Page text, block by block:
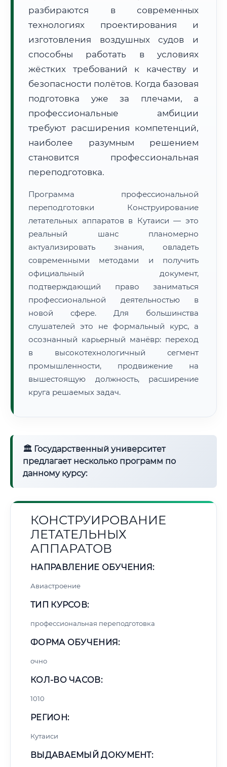
Расчет логистики оригиналов:
• Маршрут транзита:
• Экспресс-доставка СДЭК / Почтой:5–7 рабочих дней
📜 Документы и аккредитация ФИС ФРДО
🔍Нажмите на документ для увеличения и просмотра
разбираются в современных
технологиях проектирования и
изготовления воздушных судов и
способны работать в условиях
жёстких требований к качеству и
безопасности полётов. Когда базовая
подготовка уже за плечами, а
профессиональные амбиции
требуют расширения компетенций,
наиболее разумным решением
становится профессиональная
переподготовка.
Программа профессиональной
переподготовки Конструирование
летательных аппаратов в Кутаиси — это
реальный шанс планомерно
актуализировать знания, овладеть
современными методами и получить
официальный документ,
подтверждающий право заниматься
профессиональной деятельностью в
новой сфере. Для большинства
слушателей это не формальный курс, а
осознанный карьерный манёвр: переход
в высокотехнологичный сегмент
промышленности, продвижение на
вышестоящую должность, расширение
круга решаемых задач.
🏛 Государственный университет
предлагает несколько программ по
данному курсу:
КОНСТРУИРОВАНИЕ
ЛЕТАТЕЛЬНЫХ
АППАРАТОВ
НАПРАВЛЕНИЕ ОБУЧЕНИЯ:
Авиастроение
ТИП КУРСОВ:
профессиональная переподготовка
ФОРМА ОБУЧЕНИЯ:
очно
КОЛ-ВО ЧАСОВ:
1010
РЕГИОН:
Кутаиси
ВЫДАВАЕМЫЙ ДОКУМЕНТ: